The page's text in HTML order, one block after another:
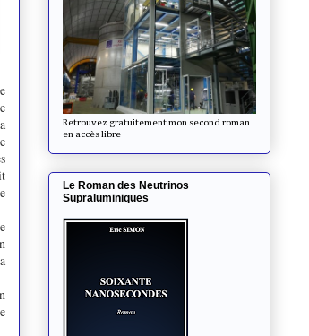
Retrouvez gratuitement mon second roman
en accès libre
Le Roman des Neutrinos
Supraluminiques